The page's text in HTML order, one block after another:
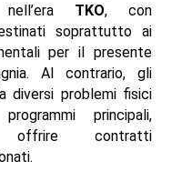
TKO, con
soprattutto ai
per il presente
Al contrario, gli
diversi problemi fisici
principali,
offrire contratti